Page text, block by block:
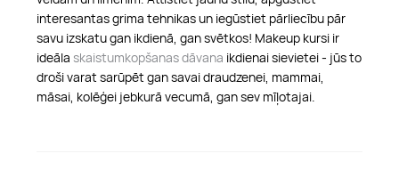
interesantas grima tehnikas un iegūstiet pārliecību pār
savu izskatu gan ikdienā, gan svētkos! Makeup kursi ir
ideāla skaistumkopšanas dāvana ikdienai sievietei - jūs to
droši varat sarūpēt gan savai draudzenei, mammai,
māsai, kolēģei jebkurā vecumā, gan sev mīļotajai.